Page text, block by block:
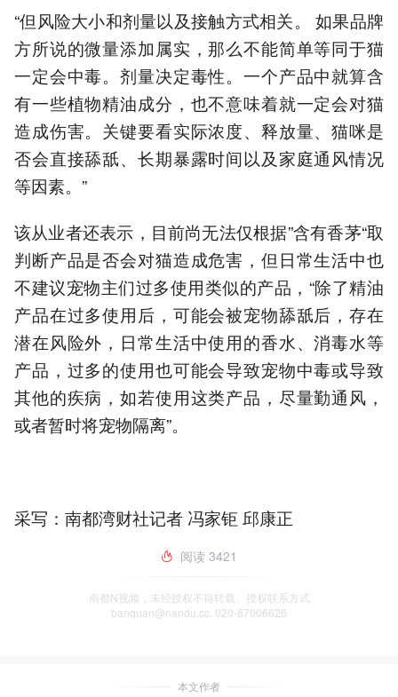
“但风险大小和剂量以及接触方式相关。 如果品牌
方所说的微量添加属实，那么不能简单等同于猫
一定会中毒。剂量决定毒性。一个产品中就算含
有一些植物精油成分，也不意味着就一定会对猫
造成伤害。关键要看实际浓度、释放量、猫咪是
否会直接舔舐、长期暴露时间以及家庭通风情况
等因素。”
该从业者还表示，目前尚无法仅根据”含有香茅“取
判断产品是否会对猫造成危害，但日常生活中也
不建议宠物主们过多使用类似的产品，“除了精油
产品在过多使用后，可能会被宠物舔舐后，存在
潜在风险外，日常生活中使用的香水、消毒水等
产品，过多的使用也可能会导致宠物中毒或导致
其他的疾病，如若使用这类产品，尽量勤通风，
或者暂时将宠物隔离”。
采写：南都湾财社记者 冯家钜 邱康正
阅读 3421
南都N视频，未经授权不得转载、授权联系方式
banquan@nandu.cc. 020-87006626
本文作者